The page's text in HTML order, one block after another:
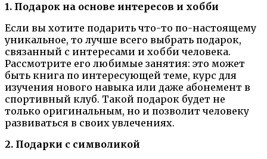
1. Подарок на основе интересов и хобби
Если вы хотите подарить что-то по-настоящему
уникальное, то лучше всего выбрать подарок,
связанный с интересами и хобби человека.
Рассмотрите его любимые занятия: это может
быть книга по интересующей теме, курс для
изучения нового навыка или даже абонемент в
спортивный клуб. Такой подарок будет не
только оригинальным, но и позволит человеку
развиваться в своих увлечениях.
2. Подарки с символикой